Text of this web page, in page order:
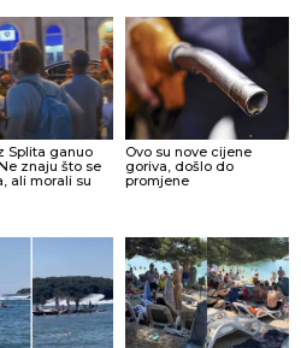
Splita ganuo
znaju što se
ali morali su
Ovo su nove cijene
goriva, došlo do
promjene